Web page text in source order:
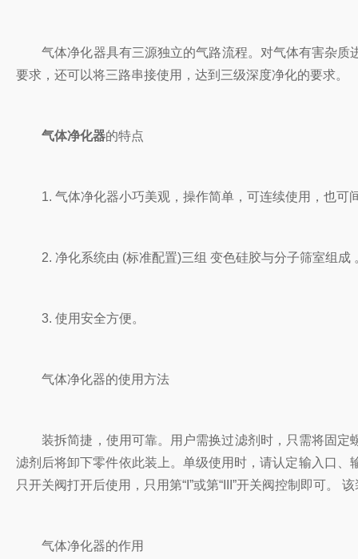
气体净化器具有三源独立的气路流程。对气体有害杂质
要求，还可以将三路串接使用，达到三级深度净化的要求。
气体净化器的特点
1. 气体净化器小巧美观，操作简单，可连续使用，也可
2. 净化系统由 (标准配置)三组 变色硅胶与分子筛室组成
3. 使用安全方便。
气体净化器的使用方法
装拆简捷，使用可靠。用户需换过滤剂时，只需将固定
滤剂后将卸下零件依此装上。单级使用时，请认定输入口、
只开关阀打开后使用，只用第“I”或第“III”开关阀控制即可
气体净化器的作用